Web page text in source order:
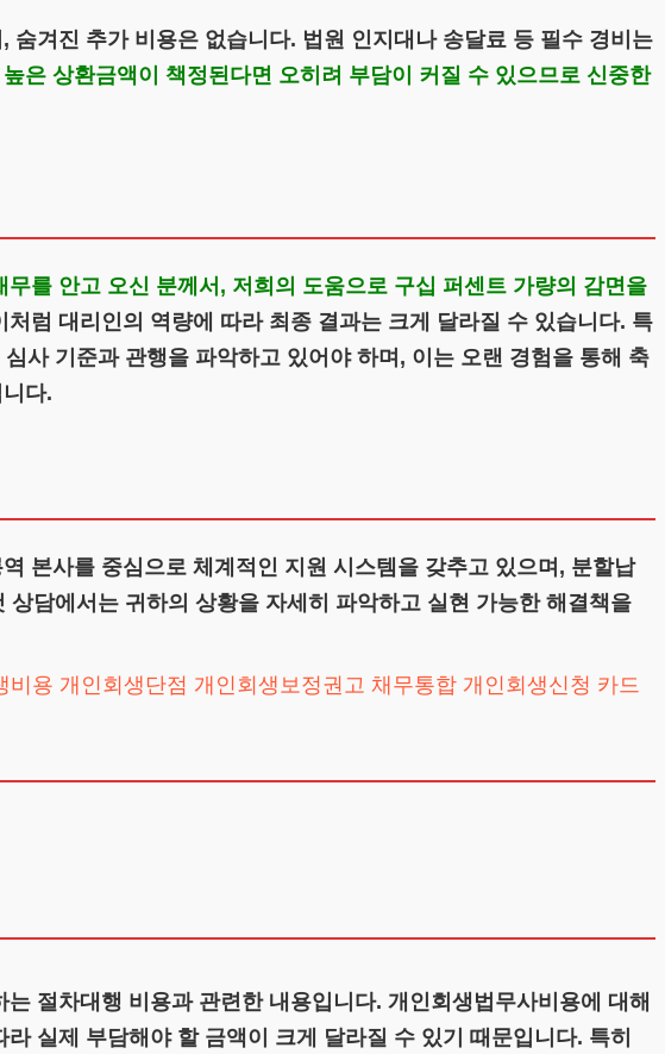
겨진 추가 비용은 없습니다. 법원 인지대나 송달료 등 필수 경비는
은 상환금액이 책정된다면 오히려 부담이 커질 수 있으므로 신중한
무를 안고 오신 분께서, 저희의 도움으로 구십 퍼센트 가량의 감면을
럼 대리인의 역량에 따라 최종 결과는 크게 달라질 수 있습니다. 특
사 기준과 관행을 파악하고 있어야 하며, 이는 오랜 경험을 통해 축
다.
본사를 중심으로 체계적인 지원 시스템을 갖추고 있으며, 분할납
담에서는 귀하의 상황을 자세히 파악하고 실현 가능한 해결책을
비용 개인회생단점 개인회생보정권고 채무통합 개인회생신청
절차대행 비용과 관련한 내용입니다. 개인회생법무사비용에 대해
실제 부담해야 할 금액이 크게 달라질 수 있기 때문입니다. 특히